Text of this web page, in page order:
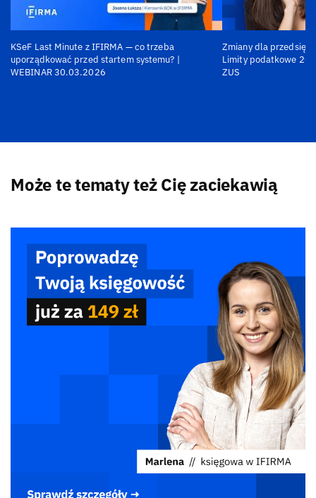
KSeF Last Minute z IFIRMA — co trzeba
uporządkować przed startem systemu? |
WEBINAR 30.03.2026
Zmiany dla
Limity podatkowe
ZUS
Może te tematy też Cię zaciekawią